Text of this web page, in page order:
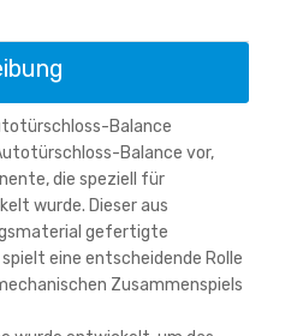
Balance
Balance vor,
die speziell für
wurde. Dieser aus
gefertigte
eine entscheidende Rolle
Zusammenspiels